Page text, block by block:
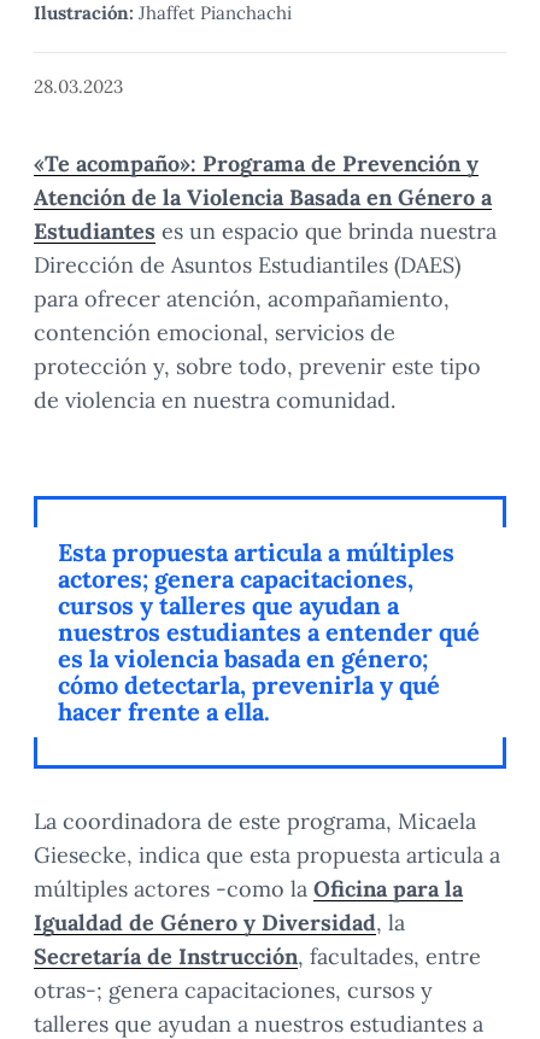
Ilustración: Jhaffet Pianchachi
28.03.2023
«Te acompaño»: Programa de Prevención y
Atención de la Violencia Basada en Género a
Estudiantes es un espacio que brinda nuestra
Dirección de Asuntos Estudiantiles (DAES)
para ofrecer atención, acompañamiento,
contención emocional, servicios de
protección y, sobre todo, prevenir este tipo
de violencia en nuestra comunidad.
Esta propuesta articula a múltiples
actores; genera capacitaciones,
cursos y talleres que ayudan a
nuestros estudiantes a entender qué
es la violencia basada en género;
cómo detectarla, prevenirla y qué
hacer frente a ella.
La coordinadora de este programa, Micaela
Giesecke, indica que esta propuesta articula a
múltiples actores -como la Oficina para la
Igualdad de Género y Diversidad, la
Secretaría de Instrucción, facultades, entre
otras-; genera capacitaciones, cursos y
talleres que ayudan a nuestros estudiantes a